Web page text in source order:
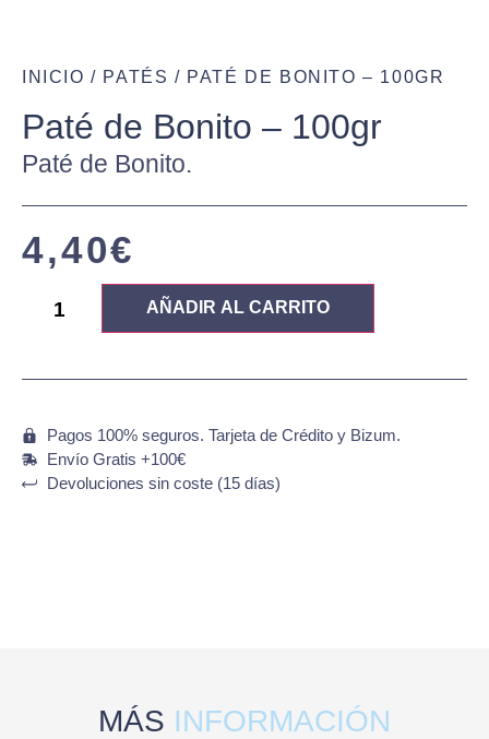
INICIO / PATÉS / PATÉ DE BONITO – 100GR
Paté de Bonito – 100gr
Paté de Bonito.
4,40€
AÑADIR AL CARRITO
Pagos 100% seguros. Tarjeta de Crédito y Bizum.
Envío Gratis +100€
Devoluciones sin coste (15 días)
MÁS INFORMACIÓN